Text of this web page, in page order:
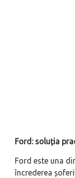
Ford: soluția
Ford este una
încrederea